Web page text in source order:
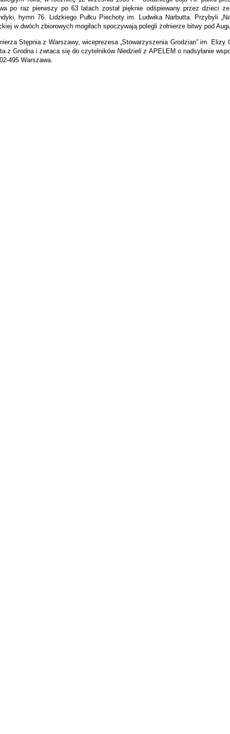
po raz pierwszy po 63 latach został pięknie odśpiewany przez dzieci
hymn 76. Lidzkiego Pułku Piechoty im. Ludwika Narbutta. Przybyli
w dwóch zbiorowych mogiłach spoczywają polegli żołnierze bitwy pod
Stępnia z Warszawy, wiceprezesa „Stowarzyszenia Grodzian” im.
z Grodna i zwraca się do czytelników Niedzieli z APELEM o nadsyłanie
495 Warszawa.